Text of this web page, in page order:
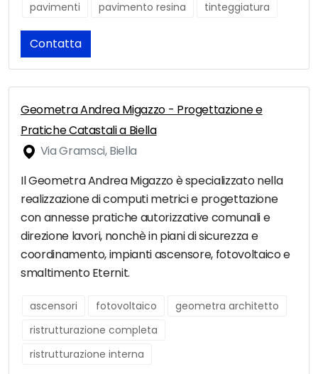
pavimenti pavimento resina tinteggiatura
Contatta
Geometra Andrea Migazzo - Progettazione e
Pratiche Catastali a Biella
Via Gramsci, Biella
Il Geometra Andrea Migazzo è specializzato nella
realizzazione di computi metrici e progettazione
con annesse pratiche autorizzative comunali e
direzione lavori, nonchè in piani di sicurezza e
coordinamento, impianti ascensore, fotovoltaico e
smaltimento Eternit.
ascensori fotovoltaico
geometra architetto
ristrutturazione completa
ristrutturazione interna